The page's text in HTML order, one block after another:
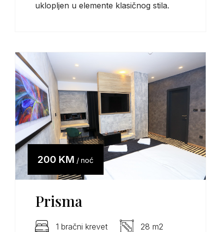
uklopljen u elemente klasičnog stila.
200 KM / noć
Prisma
1 bračni krevet 28 m2